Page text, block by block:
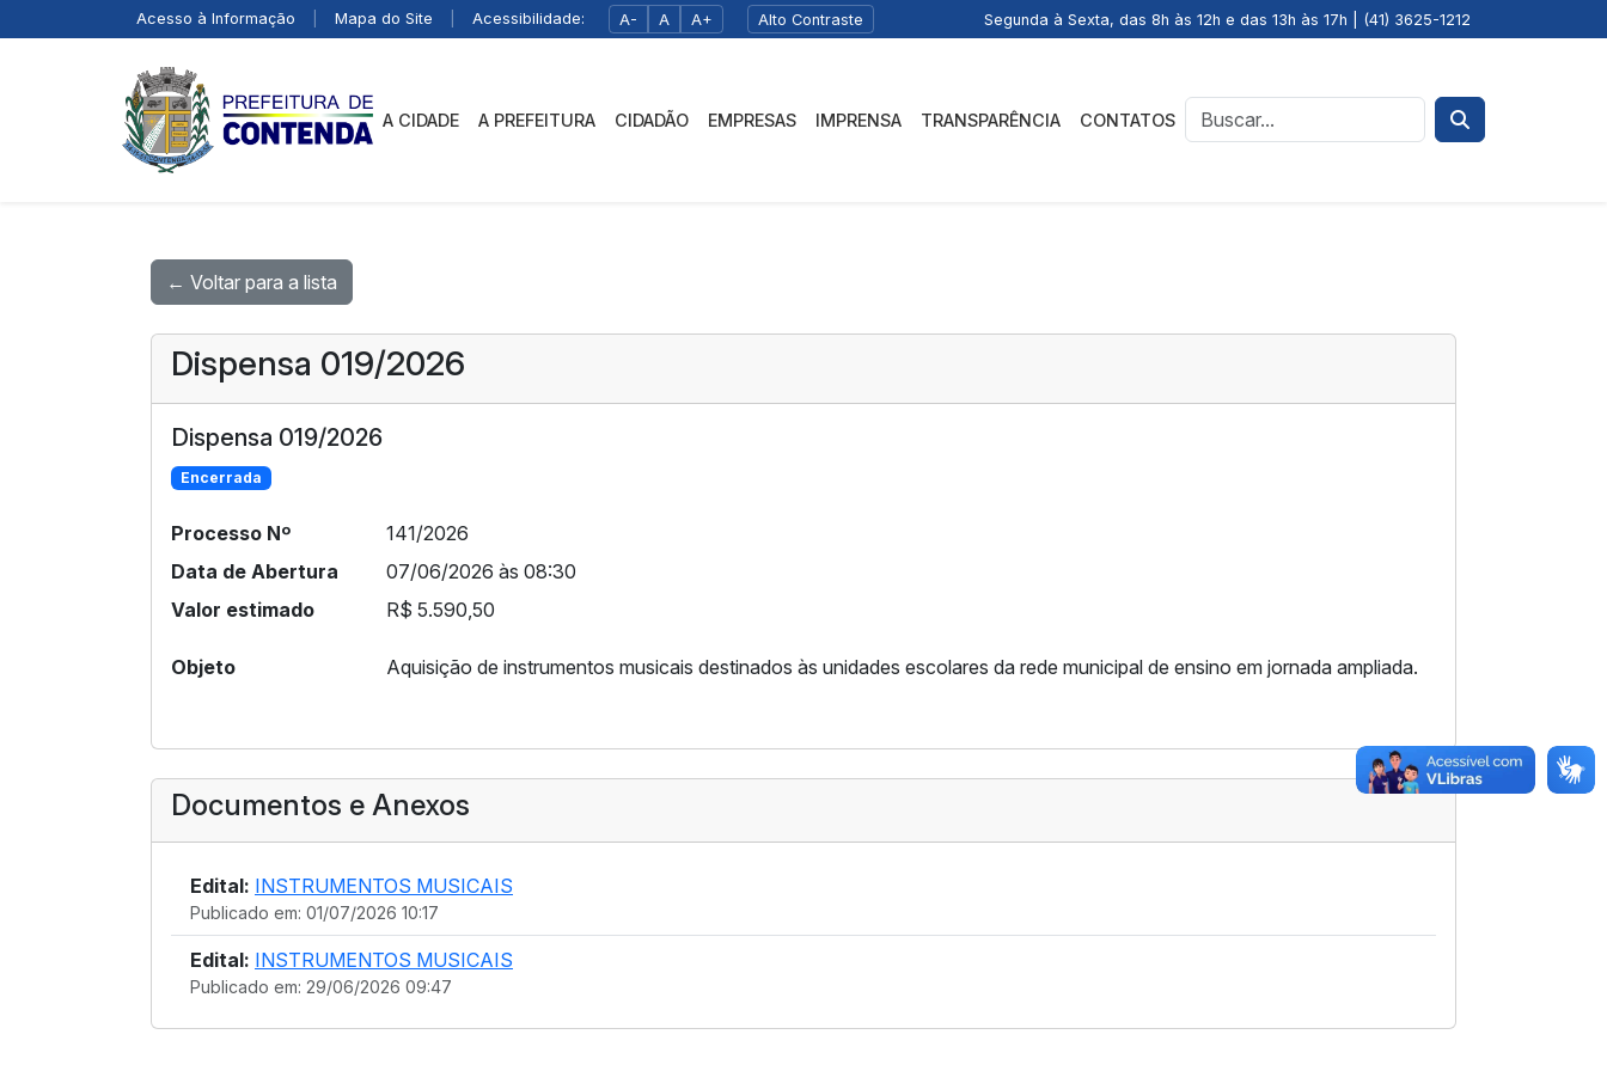
Acesso à Informação Mapa do Site Acessibilidade: A- A A+ Alto Contraste Segunda à Sexta, das 8h às 12h e das 13h às 17h | (41) 3625-1212
A CIDADE A PREFEITURA CIDADÃO EMPRESAS IMPRENSA TRANSPARÊNCIA CONTATOS
← Voltar para a lista
Dispensa 019/2026
Dispensa 019/2026
Encerrada
Processo Nº
141/2026
Data de Abertura
07/06/2026 às 08:30
Valor estimado
R$ 5.590,50
Objeto Aquisição de instrumentos musicais destinados às unidades escolares da rede municipal de ensino em jornada ampliada.
Documentos e Anexos
Edital: INSTRUMENTOS MUSICAIS
Publicado em: 01/07/2026 10:17
Edital: INSTRUMENTOS MUSICAIS
Publicado em: 29/06/2026 09:47